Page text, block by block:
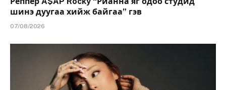
шинэ дуугаа хийж байгаа” гэв
07/08/2026